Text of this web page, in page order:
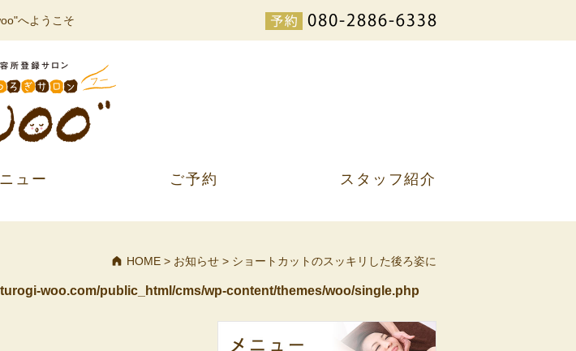
へようこそ
ュー ご予約 スタッフ紹介
HOME > お知らせ > ショートカットのスッキリした後ろ姿に
woo.com/public_html/cms/wp-content/themes/woo/single.php